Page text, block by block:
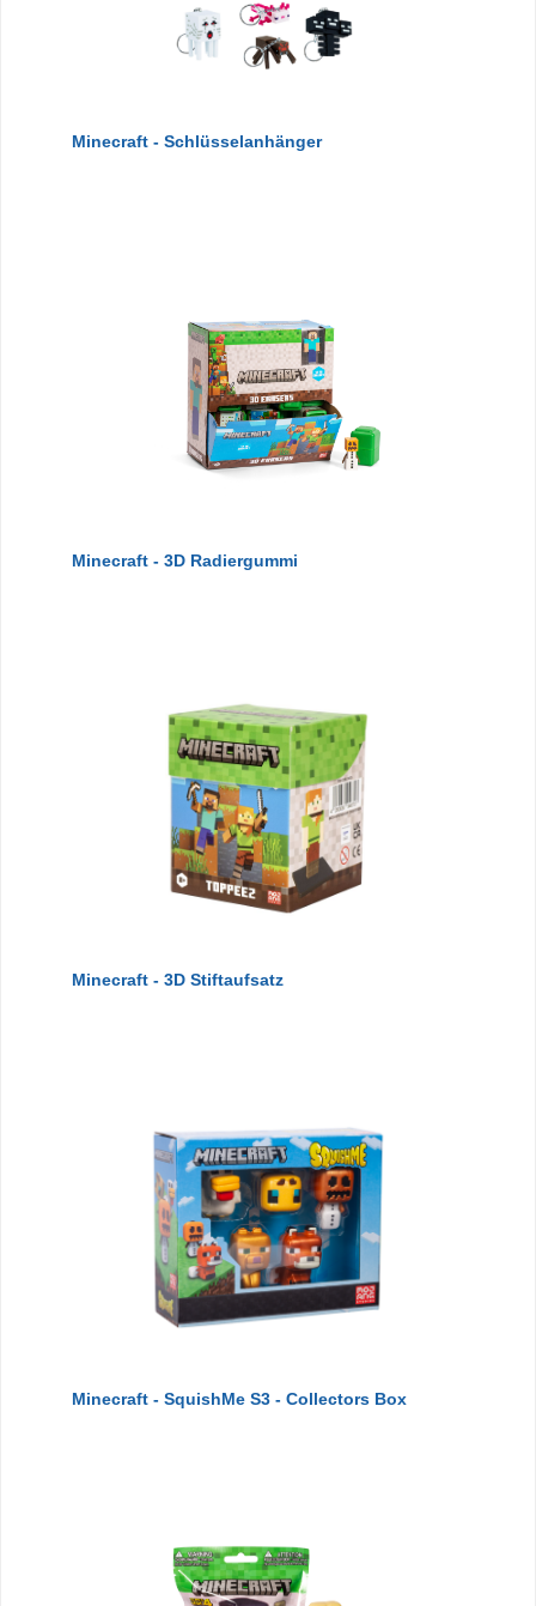
Minecraft - Schlüsselanhänger
Minecraft - 3D Radiergummi
Minecraft - 3D Stiftaufsatz
Minecraft - SquishMe S3 - Collectors Box